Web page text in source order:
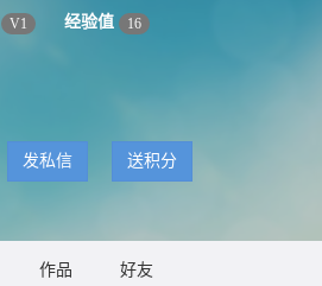
V1 经验值 16
发私信 送积分
作品 好友